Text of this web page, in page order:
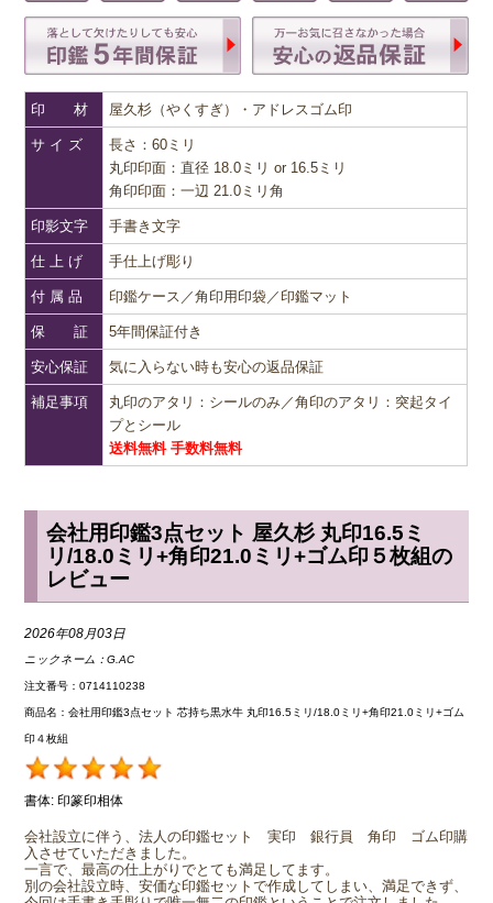
印 材 屋久杉（やくすぎ）・アドレスゴム印
サ イ ズ
長さ：60ミリ
丸印印面：直径 18.0ミリ or 16.5ミリ
角印印面：一辺 21.0ミリ角
印影文字 手書き文字
仕 上 げ 手仕上げ彫り
付 属 品 印鑑ケース／角印用印袋／印鑑マット
保 証 5年間保証付き
安心保証 気に入らない時も安心の返品保証
補足事項
丸印のアタリ：シールのみ／角印のアタリ：突起タイ
プとシール
送料無料 手数料無料
会社用印鑑3点セット 屋久杉 丸印16.5ミ
リ/18.0ミリ+角印21.0ミリ+ゴム印５枚組の
レビュー
2026年08月03日
ニックネーム：G.AC
注文番号：0714110238
商品名：会社用印鑑3点セット 芯持ち黒水牛 丸印16.5ミリ/18.0ミリ+角印21.0ミリ+ゴム
印４枚組
書体: 印篆印相体
会社設立に伴う、法人の印鑑セット 実印 銀行員 角印 ゴム印購
入させていただきました。
一言で、最高の仕上がりでとても満足してます。
別の会社設立時、安価な印鑑セットで作成してしまい、満足できず、